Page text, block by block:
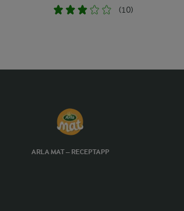
(10)
ARLA MAT – RECEPTAPP